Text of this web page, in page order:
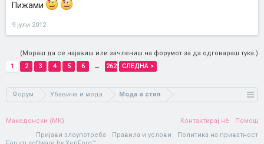
Пижами
9 јули 2012
(Мораш да се најавиш или зачлениш на форумот за да одговараш тука.)
1
2 3 4 5 6 → 262 СЛЕДНА >
Форум Убавина и мода Мода и стил
Македонски (MK) Контактирај нè
Помош
Пријави злоупотреба
Правила и услови
Политика на приватност